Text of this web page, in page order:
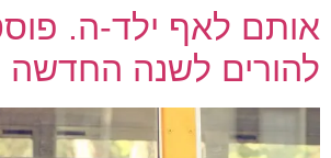
אותם לאף ילד-ה.
להורים לשנה החדשה